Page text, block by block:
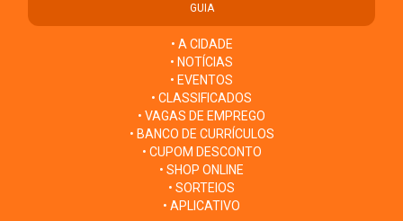
GUIA
• A CIDADE
• NOTÍCIAS
• EVENTOS
• CLASSIFICADOS
• VAGAS DE EMPREGO
• BANCO DE CURRÍCULOS
• CUPOM DESCONTO
• SHOP ONLINE
• SORTEIOS
• APLICATIVO